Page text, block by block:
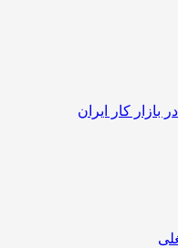
کار ایران